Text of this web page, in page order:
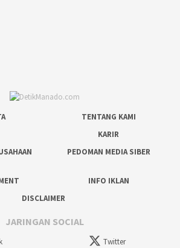
TENTANG KAMI
KARIR
PEDOMAN MEDIA SIBER
INFO IKLAN
DISCLAIMER
JARINGAN SOCIAL
Twitter